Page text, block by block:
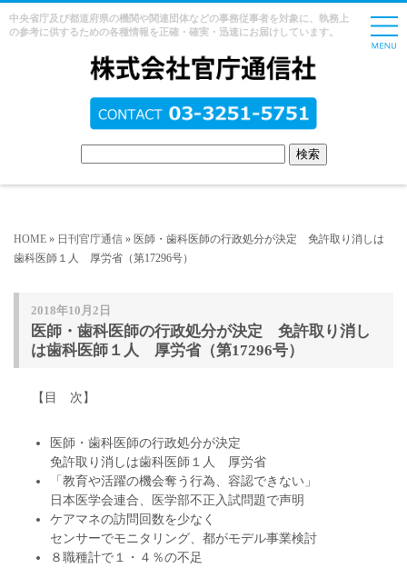
中央省庁及び都道府県の機関や関連団体などの事務従事者を対象に、執務上
の参考に供するための各種情報を正確・確実・迅速にお届けしています。
HOME » 日刊官庁通信 » 医師・歯科医師の行政処分が決定 免許取り消しは
歯科医師１人 厚労省（第17296号）
2018年10月2日
医師・歯科医師の行政処分が決定 免許取り消し
は歯科医師１人 厚労省（第17296号）
【目 次】
医師・歯科医師の行政処分が決定
免許取り消しは歯科医師１人 厚労省
「教育や活躍の機会奪う行為、容認できない」
日本医学会連合、医学部不正入試問題で声明
ケアマネの訪問回数を少なく
センサーでモニタリング、都がモデル事業検討
８職種計で１・４％の不足